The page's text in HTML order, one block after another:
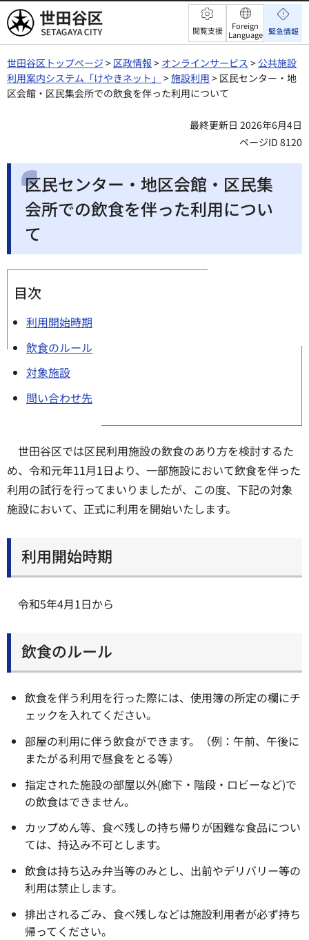
世田谷区 閲覧支援
Foreign
Language 緊急情報
世田谷区トップページ > 区政情報 > オンラインサービス > 公共施設
利用案内システム「けやきネット」 >施設利用 > 区民センター・地
区会館・区民集会所での飲食を伴った利用について
最終更新日 2026年6月4日
ページID 8120
区民センター・地区会館・区民集
会所での飲食を伴った利用につい
て
目次
利用開始時期
飲食のルール
対象施設
問い合わせ先
世田谷区では区民利用施設の飲食のあり方を検討するた
め、令和元年11月1日より、一部施設において飲食を伴った
利用の試行を行ってまいりましたが、この度、下記の対象
施設において、正式に利用を開始いたします。
利用開始時期
令和5年4月1日から
飲食のルール
飲食を伴う利用を行った際には、使用簿の所定の欄にチ
ェックを入れてください。
部屋の利用に伴う飲食ができます。（例：午前、午後に
またがる利用で昼食をとる等）
指定された施設の部屋以外(廊下・階段・ロビーなど)で
の飲食はできません。
カップめん等、食べ残しの持ち帰りが困難な食品につい
ては、持込み不可とします。
飲食は持ち込み弁当等のみとし、出前やデリバリー等の
利用は禁止します。
排出されるごみ、食べ残しなどは施設利用者が必ず持ち
帰ってください。